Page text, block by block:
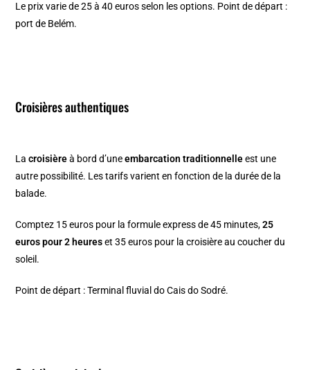
Le prix varie de 25 à 40 euros selon les options. Point de départ :
port de Belém.
Croisières authentiques
Lacroisièreà bord d’uneembarcation traditionnelleest une
autre possibilité. Les tarifs varient en fonction de la durée de la
balade.
Comptez 15 euros pour la formule express de 45 minutes,25
euros pour 2 heureset 35 euros pour la croisière au coucher du
soleil.
Point de départ : Terminal fluvial do Cais do Sodré.